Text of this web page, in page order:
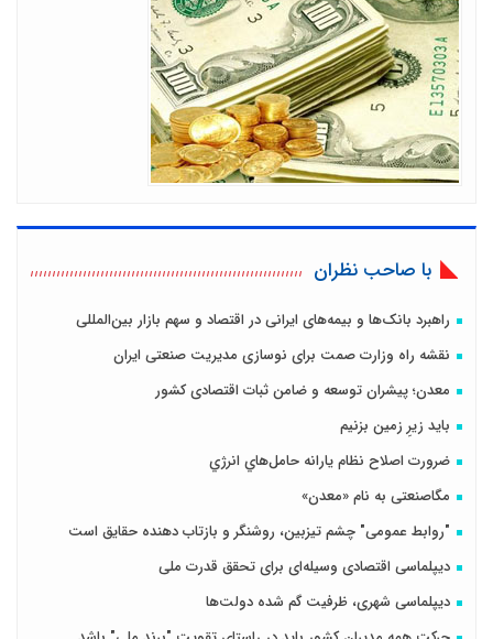
با صاحب نظران
راهبرد بانک‌ها و بیمه‌های ایرانی در اقتصاد و سهم بازار بین‌المللی
نقشه راه وزارت صمت برای نوسازی مدیریت صنعتی ایران
معدن؛ پیشران توسعه و ضامن ثبات اقتصادی کشور
باید زیرِ زمین بزنیم
ضرورت اصلاح نظام يارانه حامل‌هاي انرژي
مگاصنعتی به نام «معدن»
"روابط عمومی" چشم تیزبین، روشنگر و بازتاب دهنده حقایق است
دیپلماسی اقتصادی وسیله‌ای برای تحقق قدرت ملی
دیپلماسی شهری، ظرفیت گم شده دولت‌ها